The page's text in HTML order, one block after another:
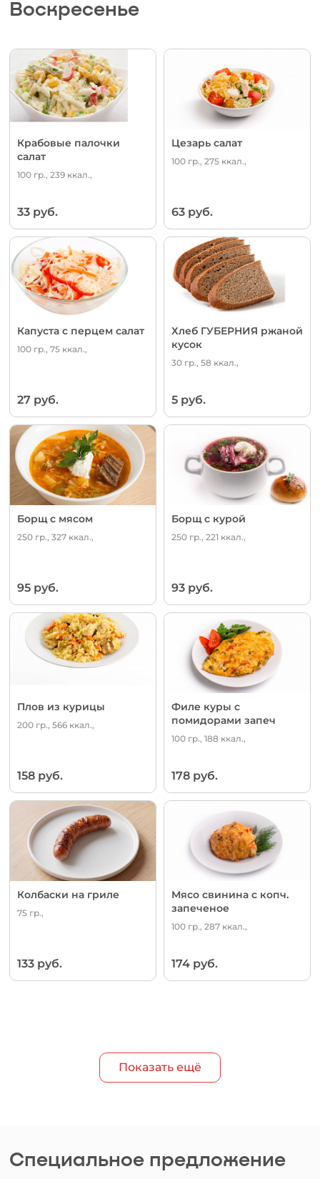
Воскресенье
Крабовые палочки
салат
100 гр., 239 ккал.,
33 руб.
Цезарь салат
100 гр., 275 ккал.,
63 руб.
Капуста с перцем салат
100 гр., 75 ккал.,
27 руб.
Хлеб ГУБЕРНИЯ ржаной
кусок
30 гр., 58 ккал.,
5 руб.
Борщ с мясом
250 гр., 327 ккал.,
95 руб.
Борщ с курой
250 гр., 221 ккал.,
93 руб.
Плов из курицы
200 гр., 566 ккал.,
158 руб.
Филе куры с
помидорами запеч
100 гр., 188 ккал.,
178 руб.
Колбаски на гриле
75 гр.,
133 руб.
Мясо свинина с копч.
запеченое
100 гр., 287 ккал.,
174 руб.
Показать ещё
Специальное предложение